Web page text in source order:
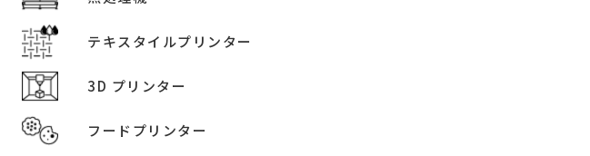
テキスタイルプリンター
3D プリンター
フードプリンター